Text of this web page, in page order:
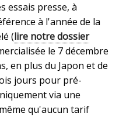
essais presse, à
à l'année de la
(lire notre dossier
le 7 décembre
en plus du Japon et de
jours pour pré-
via une
qu'aucun tarif